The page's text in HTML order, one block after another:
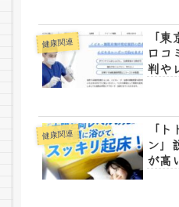
健康関連
「
口コ
判や
健康関連
「
ン」
が高